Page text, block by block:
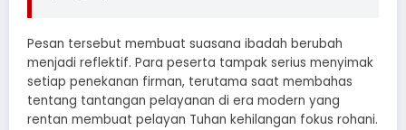
Pesan tersebut membuat suasana ibadah berubah
menjadi reflektif. Para peserta tampak serius menyimak
setiap penekanan firman, terutama saat membahas
tentang tantangan pelayanan di era modern yang
rentan membuat pelayan Tuhan kehilangan fokus rohani.